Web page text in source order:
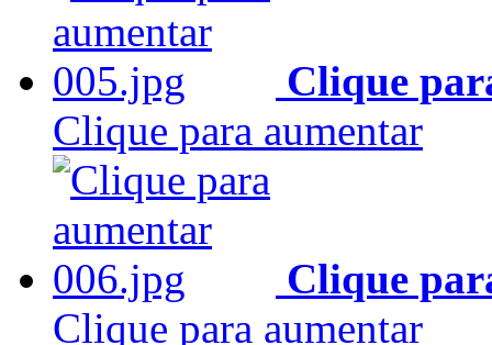
Clique
Clique para aumentar
Clique
Clique para aumentar